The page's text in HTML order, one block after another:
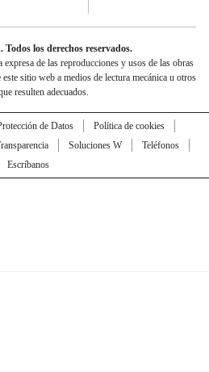
los derechos reservados.
de las reproducciones y usos de las obras
sitio web a medios de lectura mecánica u otros
resulten adecuados.
de Datos
Política de cookies
Soluciones W
Teléfonos
Escríbanos